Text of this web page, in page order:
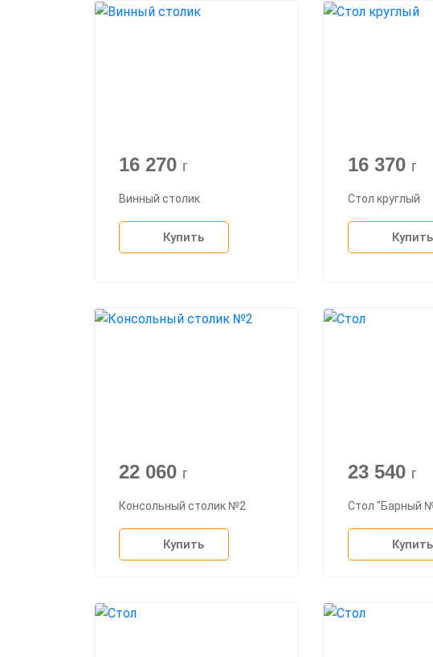
16 270 г
Винный столик
Купить
16 370 г
Стол круглый
Купить
22 060 г
Консольный столик №2
Купить
23 540 г
Стол "Барный
Купить